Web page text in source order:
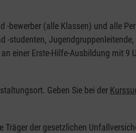
-bewerber (alle Klassen) und alle
-studenten,
einer Erste-Hilfe-Ausbildung mit 9
Geben Sie bei der
der gesetzlichen